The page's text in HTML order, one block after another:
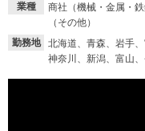
業種
商社（機械・金属・
（その他）
勤務地
北海道、青森、岩手
神奈川、新潟、富山